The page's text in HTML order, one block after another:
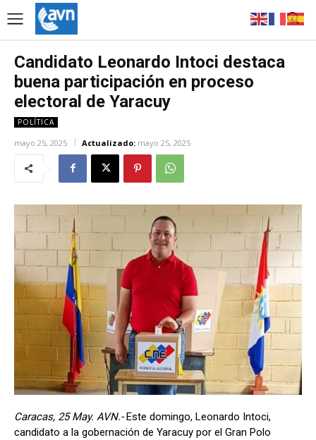
Candidato Leonardo Intoci destaca
buena participación en proceso
electoral de Yaracuy
POLÍTICA
mayo 25, 2025 Actualizado: mayo 25, 2025
Caracas, 25 May. AVN.- Este domingo, Leonardo Intoci,
candidato a la gobernación de Yaracuy por el Gran Polo